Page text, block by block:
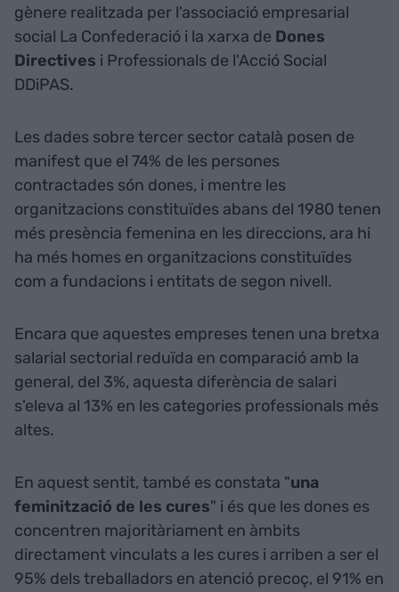
gènere realitzada per l'associació empresarial
social La Confederació i la xarxa de Dones
Directives i Professionals de l'Acció Social
DDiPAS.
Les dades sobre tercer sector català posen de
manifest que el 74% de les persones
contractades són dones, i mentre les
organitzacions constituïdes abans del 1980 tenen
més presència femenina en les direccions, ara hi
ha més homes en organitzacions constituïdes
com a fundacions i entitats de segon nivell.
Encara que aquestes empreses tenen una bretxa
salarial sectorial reduïda en comparació amb la
general, del 3%, aquesta diferència de salari
s'eleva al 13% en les categories professionals més
altes.
En aquest sentit, també es constata "una
feminització de les cures" i és que les dones es
concentren majoritàriament en àmbits
directament vinculats a les cures i arriben a ser el
95% dels treballadors en atenció precoç, el 91% en